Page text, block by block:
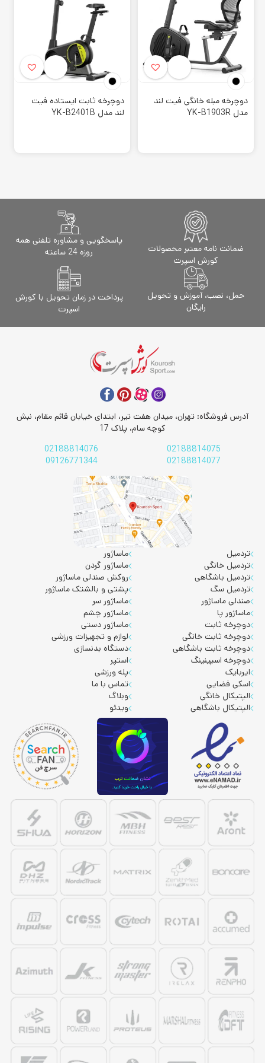
دوچرخه مبله خانگی فیت لند
مدل YK-B1903R
دوچرخه ثابت ایستاده فیت
لند مدل YK-B2401B
ضمانت نامه معتبر محصولات
کورش اسپرت
پاسخگویی و مشاوره تلفنی همه
روزه 24 ساعته
حمل، نصب، آموزش و تحویل
رایگان
پرداخت در زمان تحویل با کورش
اسپرت
آدرس فروشگاه: تهران، میدان هفت تیر، ابتدای خیابان قائم مقام، نبش
کوچه سام، پلاک 17
02188814075
02188814076
02188814077
09126771344
تردمیل
تردمیل خانگی
تردمیل باشگاهی
تردمیل سگ
صندلی ماساژور
ماساژور پا
دوچرخه ثابت
دوچرخه ثابت خانگی
دوچرخه ثابت باشگاهی
دوچرخه اسپینینگ
ایربایک
اسکی فضایی
الپتیکال خانگی
الپتیکال باشگاهی
ماساژور
ماساژور گردن
روکش صندلی ماساژور
پشتی و بالشتک ماساژور
ماساژور سر
ماساژور چشم
ماساژور دستی
لوازم و تجهیزات ورزشی
دستگاه بدنسازی
استپر
پله ورزشی
تماس با ما
وبلاگ
ویدئو